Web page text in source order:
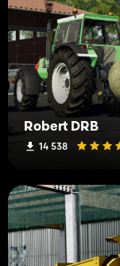
Robert DRB
14 538